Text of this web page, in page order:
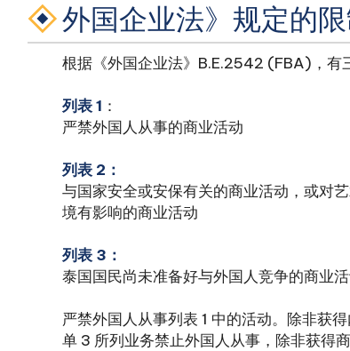
外国企业法》规定的
根据《外国企业法》B.E.2542 (FBA)，有
列表 1 ：
严禁外国人从事的商业活动
列表 2：
与国家安全或安保有关的商业活动，或对
境有影响的商业活动
列表 3：
泰国国民尚未准备好与外国人竞争的商业
严禁外国人从事列表 1 中的活动。除非获
单 3 所列业务禁止外国人从事，除非获得